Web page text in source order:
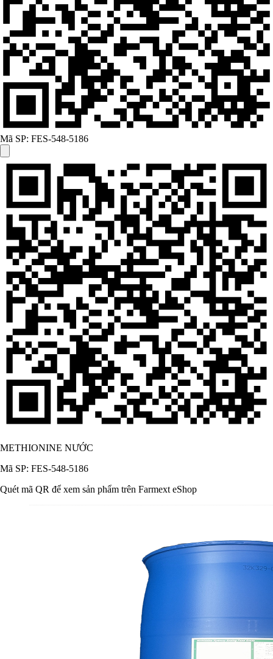
Mã SP: FES-548-5186
METHIONINE NƯỚC
Mã SP: FES-548-5186
Quét mã QR để xem sản phẩm trên Farmext eShop